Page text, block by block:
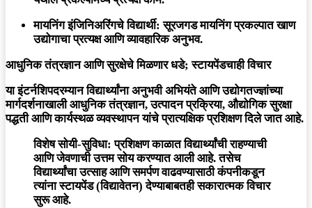
मायनिंग इंजिनिअरिंगचे विद्यार्थी: सूरजगड मायनिंग प्रकल्पात खाण
उद्योगाचा प्रत्यक्ष आणि व्यावहारिक अनुभव.
आधुनिक तंत्रज्ञान आणि सुरक्षेचे मिळणार धडे; स्टायपेंडचाही विचार
या इंटर्नशिपदरम्यान विद्यार्थ्यांना अनुभवी अभियंते आणि उद्योगतज्ज्ञांच्या
मार्गदर्शनाखाली आधुनिक तंत्रज्ञान, उत्पादन प्रक्रिया, औद्योगिक सुरक्षा
पद्धती आणि कार्यस्थळ व्यवस्थापन यांचे प्रात्यक्षिक प्रशिक्षण दिले जात आहे.
विशेष सोयी-सुविधा: प्रशिक्षण काळात विद्यार्थ्यांची राहण्याची
आणि जेवणाची उत्तम सोय करण्यात आली आहे. तसेच
विद्यार्थ्यांचा उत्साह आणि समर्पण वाढवण्यासाठी कंपनीकडून
त्यांनास्टायपेंड (विद्यावेतन) देण्याबाबतही सकारात्मक विचार
सुरू आहे.